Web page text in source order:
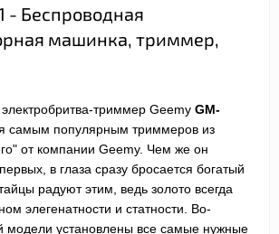
- Беспроводная
машинка, триммер,
триммер Geemy GM-
самым популярным триммеров из
от компании Geemy. Чем же он
в глаза сразу бросается богатый
радуют этим, ведь золото всегда
элегенатности и статности. Во-
модели установлены все самые нужные